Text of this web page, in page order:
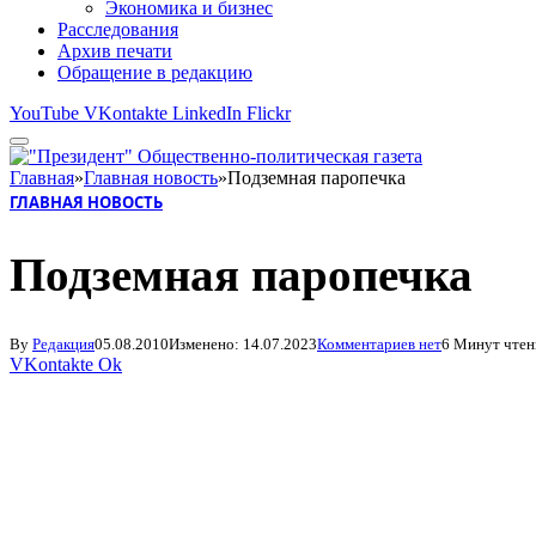
Экономика и бизнес
Расследования
Архив печати
Обращение в редакцию
YouTube VKontakte LinkedIn Flickr
Главная»Главная новость»Подземная паропечка
ГЛАВНАЯ НОВОСТЬ
Подземная паропечка
By Редакция05.08.2010Изменено: 14.07.2023Комментариев нет6 Минут
VKontakte Ok